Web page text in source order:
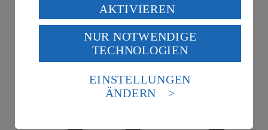
Verarbeitung deiner personenbezogenen Daten in den
USA durch Facebook und YouTube:
Wenn du auf „Aktivieren“ klickst, willigst du im Sinne
des Art. 49 Abs. 1 Satz 1 lit. a) DSGVO ein, dass deine
Daten in den USA verarbeitet werden. Der EuGH sieht
die USA als Land mit einem nach europäischen
Standards nicht angemessenen Datenschutzniveau an.
Es besteht das Risiko eines Zugriffs durch US-
AKTIVIEREN
NUR NOTWENDIGE
TECHNOLOGIEN
EINSTELLUNGEN
ÄNDERN